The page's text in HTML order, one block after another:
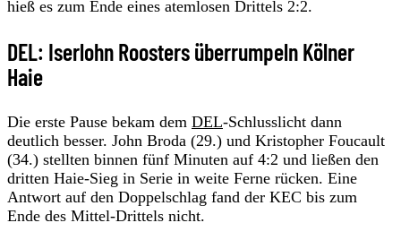
hieß es zum Ende eines atemlosen Drittels 2:2.
DEL: Iserlohn Roosters überrumpeln Kölner
Haie
Die erste Pause bekam dem DEL-Schlusslicht dann
deutlich besser. John Broda (29.) und Kristopher Foucault
(34.) stellten binnen fünf Minuten auf 4:2 und ließen den
dritten Haie-Sieg in Serie in weite Ferne rücken. Eine
Antwort auf den Doppelschlag fand der KEC bis zum
Ende des Mittel-Drittels nicht.